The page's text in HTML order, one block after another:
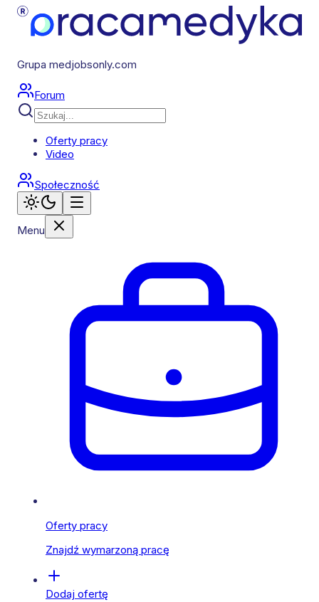
Grupa medjobsonly.com
Forum
Oferty pracy
Video
Społeczność
Menu
Oferty pracy
Znajdź wymarzoną pracę
Dodaj ofertę